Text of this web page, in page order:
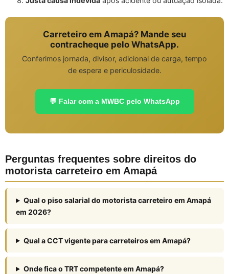
Carreteiro em Amapá? Mande seu
contracheque pelo WhatsApp.
Conferimos jornada, divisor, adicional de carga, tempo
de espera e periculosidade.
💬 Falar com a MWBC pelo WhatsApp
Perguntas frequentes sobre direitos do
motorista carreteiro em Amapá
Qual o piso salarial do motorista carreteiro em Amapá
em 2026?
Qual a CCT vigente para carreteiros em Amapá?
Onde fica o TRT competente em Amapá?